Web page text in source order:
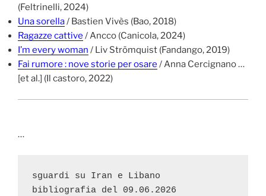
(Feltrinelli, 2024)
Una sorella/ Bastien Vivès (Bao, 2018)
Ragazze cattive / Ancco (Canicola, 2024)
I’m every woman / Liv Strömquist (Fandango, 2019)
Fai rumore : nove storie per osare / Anna Cercignano …
[et al.] (Il castoro, 2022)
…
sguardi su Iran e Libano
bibliografia del 09.06.2026